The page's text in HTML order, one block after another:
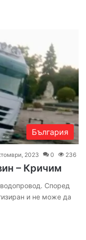
България
2023 0 236
– Кричим
Според
и не може да